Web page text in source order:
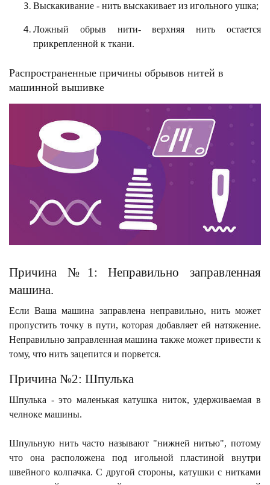
Выскакивание - нить выскакивает из игольного ушка;
Ложный обрыв нити- верхняя нить остается
прикрепленной к ткани.
Распространенные причины обрывов нитей в
машинной вышивке
Причина №1: Неправильно заправленная
машина.
Если Ваша машина заправлена неправильно, нить может
пропустить точку в пути, которая добавляет ей натяжение.
Неправильно заправленная машина также может привести к
тому, что нить зацепится и порвется.
Причина №2: Шпулька
Шпулька - это маленькая катушка ниток, удерживаемая в
челноке машины.
Шпульную нить часто называют "нижней нитью", потому
что она расположена под игольной пластиной внутри
швейного колпачка. С другой стороны, катушки с нитками